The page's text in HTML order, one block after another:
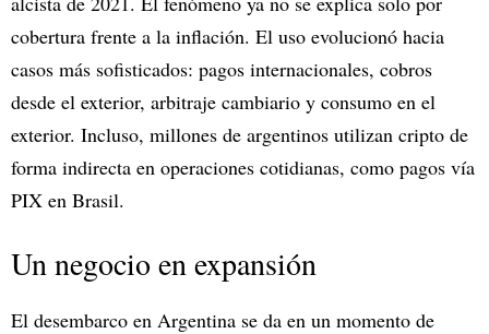
cobertura frente a la inflación. El uso evolucionó hacia
casos más sofisticados: pagos internacionales, cobros
desde el exterior, arbitraje cambiario y consumo en el
exterior. Incluso, millones de argentinos utilizan cripto de
forma indirecta en operaciones cotidianas, como pagos vía
PIX en Brasil.
Un negocio en expansión
El desembarco en Argentina se da en un momento de